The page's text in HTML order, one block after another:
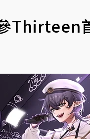
Thirteen